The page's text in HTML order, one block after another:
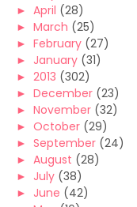
► April (28)
► March (25)
► February (27)
► January (31)
► 2013 (302)
► December (23)
► November (32)
► October (29)
► September (24)
► August (28)
► July (38)
► June (42)